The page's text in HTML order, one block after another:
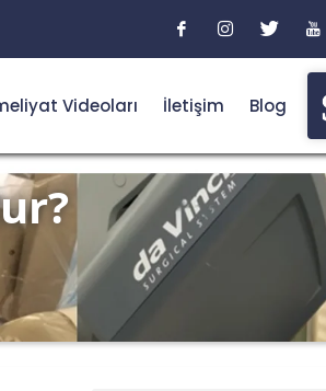
Videoları İletişim Blog